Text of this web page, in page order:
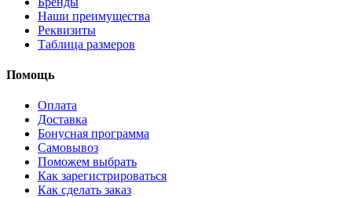
Наши преимущества
Реквизиты
Таблица размеров
Помощь
Оплата
Доставка
Бонусная программа
Самовывоз
Поможем выбрать
Как зарегистрироваться
Как сделать заказ